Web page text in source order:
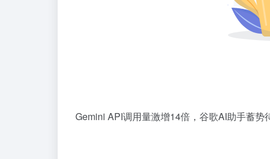
Gemini API调用量激增14倍，谷歌AI助手蓄势